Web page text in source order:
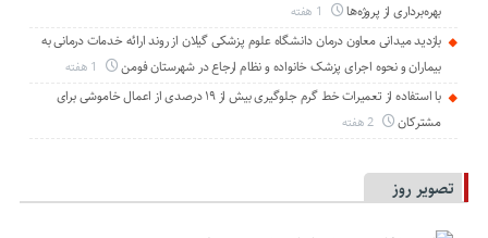
بهره‌برداری از پروژه‌ها
1 هفته
بازدید میدانی معاون درمان دانشگاه علوم پزشکی گیلان از روند ارائه خدمات درمانی به
بیماران و نحوه اجرای پزشک خانواده و نظام ارجاع در شهرستان فومن
1 هفته
با استفاده از تعمیرات خط گرم جلوگیری بیش از ۱۹ درصدی از اعمال خاموشی برای
مشتركان
2 هفته
تصویر روز